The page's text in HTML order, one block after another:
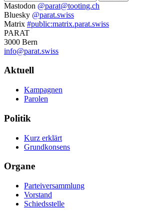
Weitere
Informationen
Mastodon @parat@tooting.ch
Bluesky @parat.swiss
Matrix #public:matrix.parat.swiss
PARAT
3000 Bern
info@parat.swiss
Navigation
Aktuell
Kampagnen
Parolen
Politik
Kurz erklärt
Grundkonsens
Organe
Parteiversammlung
Vorstand
Schiedsstelle